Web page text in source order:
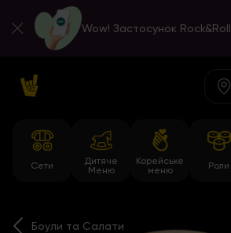
Wow! Застосунок Rock&Roll
Сети
Дитяче
Меню
Корейське
меню
Роли
Боули та Салати